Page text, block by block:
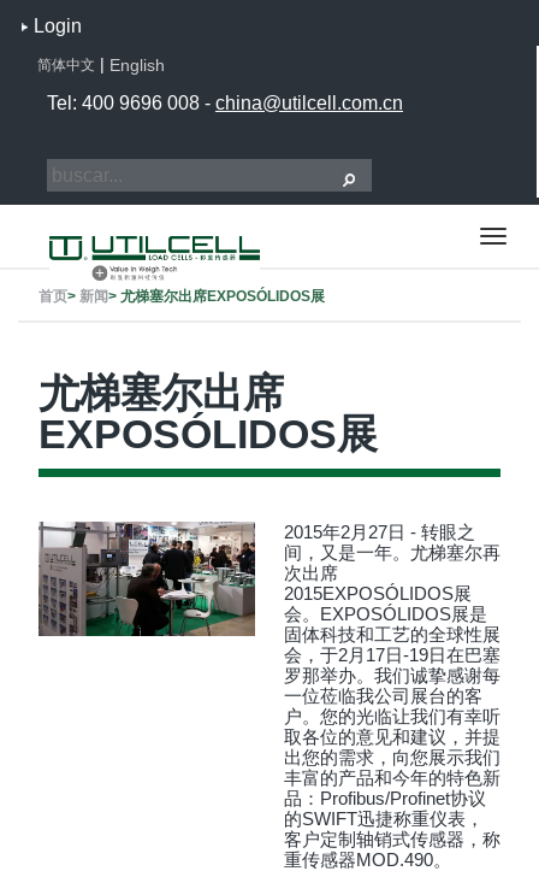
Login
简体中文 | English
Tel: 400 9696 008 - china@utilcell.com.cn
首页> 新闻> 尤梯塞尔出席EXPOSÓLIDOS展
尤梯塞尔出席
EXPOSÓLIDOS展
2015年2月27日 - 转眼之
间，又是一年。尤梯塞尔再
次出席
2015EXPOSÓLIDOS展
会。EXPOSÓLIDOS展是
固体科技和工艺的全球性展
会，于2月17日-19日在巴塞
罗那举办。我们诚挚感谢每
一位莅临我公司展台的客
户。您的光临让我们有幸听
取各位的意见和建议，并提
出您的需求，向您展示我们
丰富的产品和今年的特色新
品：Profibus/Profinet协议
的SWIFT迅捷称重仪表，
客户定制轴销式传感器，称
重传感器MOD.490。